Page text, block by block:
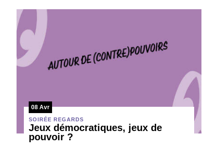
08 Avr
SOIRÉE REGARDS
Jeux démocratiques, jeux de
pouvoir ?